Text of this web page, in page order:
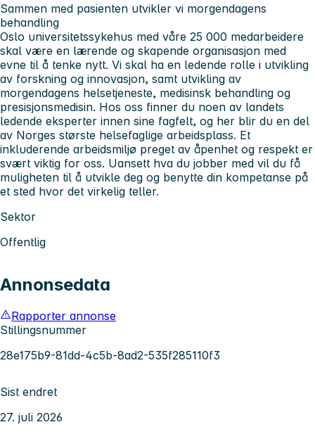
Sammen med pasienten utvikler vi morgendagens
behandling
Oslo universitetssykehus med våre 25 000 medarbeidere
skal være en lærende og skapende organisasjon med
evne til å tenke nytt. Vi skal ha en ledende rolle i utvikling
av forskning og innovasjon, samt utvikling av
morgendagens helsetjeneste, medisinsk behandling og
presisjonsmedisin. Hos oss finner du noen av landets
ledende eksperter innen sine fagfelt, og her blir du en del
av Norges største helsefaglige arbeidsplass. Et
inkluderende arbeidsmiljø preget av åpenhet og respekt er
svært viktig for oss. Uansett hva du jobber med vil du få
muligheten til å utvikle deg og benytte din kompetanse på
et sted hvor det virkelig teller.
Sektor
Offentlig
Annonsedata
Rapporter annonse
Stillingsnummer
28e175b9-81dd-4c5b-8ad2-535f285110f3
Sist endret
27. juli 2026